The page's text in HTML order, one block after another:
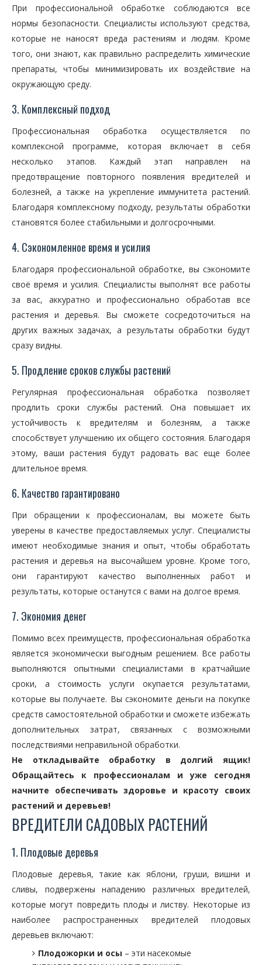
При профессиональной обработке соблюдаются все
нормы безопасности. Специалисты используют средства,
которые не наносят вреда растениям и людям. Кроме
того, они знают, как правильно распределить химические
препараты, чтобы минимизировать их воздействие на
окружающую среду.
3. Комплексный подход
Профессиональная обработка осуществляется по
комплексной программе, которая включает в себя
несколько этапов. Каждый этап направлен на
предотвращение повторного появления вредителей и
болезней, а также на укрепление иммунитета растений.
Благодаря комплексному подходу, результаты обработки
становятся более стабильными и долгосрочными.
4. Сэкономленное время и усилия
Благодаря профессиональной обработке, вы сэкономите
своё время и усилия. Специалисты выполнят все работы
за вас, аккуратно и профессионально обработав все
растения и деревья. Вы сможете сосредоточиться на
других важных задачах, а результаты обработки будут
сразу видны.
5. Продление сроков службы растений
Регулярная профессиональная обработка позволяет
продлить сроки службы растений. Она повышает их
устойчивость к вредителям и болезням, а также
способствует улучшению их общего состояния. Благодаря
этому, ваши растения будут радовать вас еще более
длительное время.
6. Качество гарантировано
При обращении к профессионалам, вы можете быть
уверены в качестве предоставляемых услуг. Специалисты
имеют необходимые знания и опыт, чтобы обработать
растения и деревья на высочайшем уровне. Кроме того,
они гарантируют качество выполненных работ и
результаты, которые останутся с вами на долгое время.
7. Экономия денег
Помимо всех преимуществ, профессиональная обработка
является экономически выгодным решением. Все работы
выполняются опытными специалистами в кратчайшие
сроки, а стоимость услуги окупается результатами,
которые вы получаете. Вы сэкономите деньги на покупке
средств самостоятельной обработки и сможете избежать
дополнительных затрат, связанных с возможными
последствиями неправильной обработки.
Не откладывайте обработку в долгий ящик!
Обращайтесь к профессионалам и уже сегодня
начните обеспечивать здоровье и красоту своих
растений и деревьев!
ВРЕДИТЕЛИ САДОВЫХ РАСТЕНИЙ
1. Плодовые деревья
Плодовые деревья, такие как яблони, груши, вишни и
сливы, подвержены нападению различных вредителей,
которые могут повредить плоды и листву. Некоторые из
наиболее распространенных вредителей плодовых
деревьев включают:
Плодожорки и осы – эти насекомые